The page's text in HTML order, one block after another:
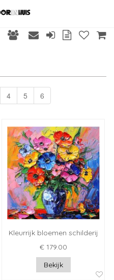
4 5 6
Kleurrijk bloemen schilderij
€ 179.00
Bekijk